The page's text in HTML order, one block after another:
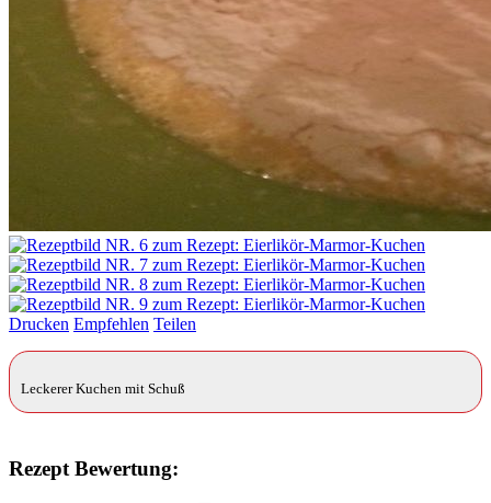
Drucken Empfehlen Teilen
Leckerer Kuchen mit Schuß
Rezept Bewertung: